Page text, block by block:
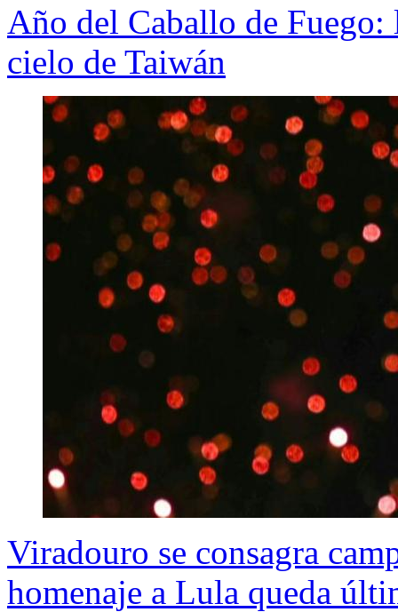
Año del Caballo de
cielo de Taiwán
Viradouro se consagra
homenaje a Lula queda